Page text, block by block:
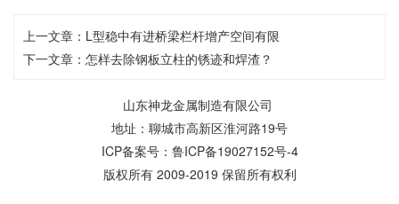
上一文章： L型稳中有进桥梁栏杆增产空间有限
下一文章： 怎样去除钢板立柱的锈迹和焊渣？
山东神龙金属制造有限公司
地址：聊城市高新区淮河路19号
ICP备案号： 鲁ICP备19027152号-4
版权所有 2009-2019 保留所有权利